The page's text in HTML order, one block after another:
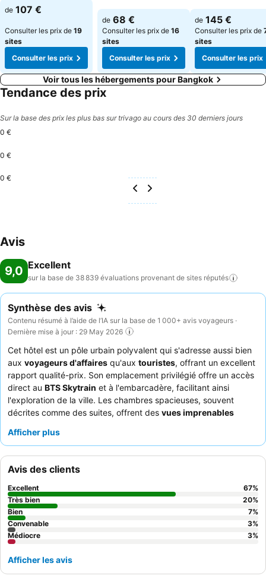
Consulter les prix
de 107 €
Consulter les prix de 19
sites
Consulter les prix
Consulter les prix
de 68 €
Consulter les prix de 16
sites
Consulter les prix
Consulter les
de 145 €
Consulter les prix de
sites
Consulter les prix
Voir tous les hébergements pour Bangkok
Tendance des prix
Sur la base des prix les plus bas sur trivago au cours des 30 derniers jours
0 €
0 €
0 €
Avis
9,0 Excellent
sur la base de 38 839 évaluations provenant de sites réputés
Synthèse des avis
Contenu résumé à l’aide de l’IA sur la base de 1 000+ avis voyageurs ·
Dernière mise à jour : 29 May 2026
Cet hôtel est un pôle urbain polyvalent qui s'adresse aussi bien
aux voyageurs d'affaires qu'aux touristes, offrant un excellent
rapport qualité-prix. Son emplacement privilégié offre un accès
direct au BTS Skytrain et à l'embarcadère, facilitant ainsi
l'exploration de la ville. Les chambres spacieuses, souvent
décrites comme des suites, offrent des vues imprenables
de louer l'attention exceptionnelle du personnel ainsi que la
Pour une expérience améliorée, pensez à réserver une chambre
avec accès au salon club
ajoutée.
Afficher plus
Avis des clients
Excellent 67%
Très bien
20%
Bien
7%
Convenable
3%
Médiocre
3%
Afficher les avis